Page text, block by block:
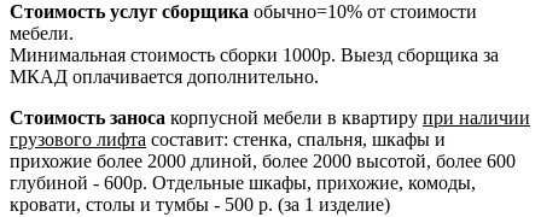
Стоимость услуг сборщика обычно=10% от стоимости
мебели.
Минимальная стоимость сборки 1000р. Выезд сборщика за
МКАД оплачивается дополнительно.
Стоимость заноса корпусной мебели в квартиру при наличии
грузового лифта составит: стенка, спальня, шкафы и
прихожие более 2000 длиной, более 2000 высотой, более 600
глубиной - 600р. Отдельные шкафы, прихожие, комоды,
кровати, столы и тумбы - 500 р. (за 1 изделие)